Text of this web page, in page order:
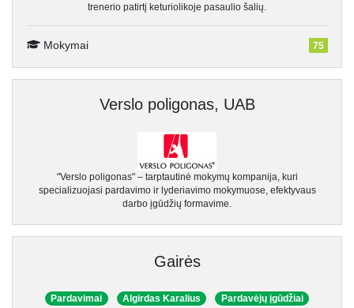
trenerio patirtį keturiolikoje pasaulio šalių.
Mokymai 75
Verslo poligonas, UAB
"Verslo poligonas" – tarptautinė mokymų kompanija, kuri
specializuojasi pardavimo ir lyderiavimo mokymuose, efektyvaus
darbo įgūdžių formavime.
Gairės
Pardavimai Algirdas Karalius Pardavėjų įgūdžiai